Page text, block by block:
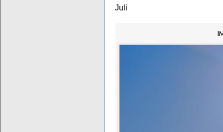
Juli